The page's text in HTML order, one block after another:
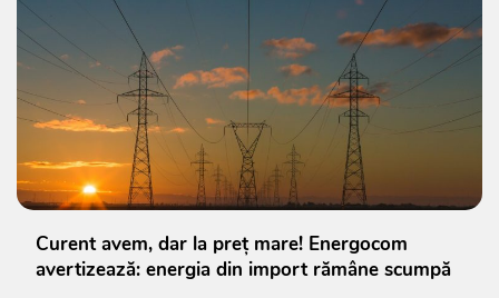
Curent avem, dar la preț mare! Energocom
avertizează: energia din import rămâne scumpă